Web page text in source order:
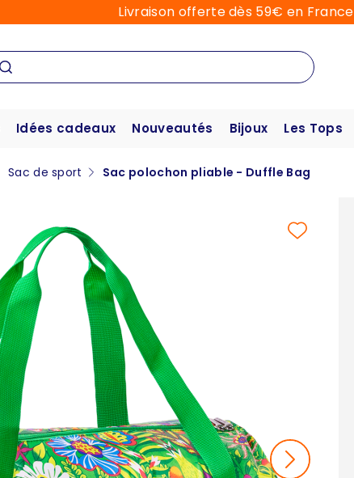
Livraison offerte dès 59€ en France
Idées cadeaux Nouveautés Bijoux Les Tops
Sac de sport Sac polochon pliable - Duffle Bag